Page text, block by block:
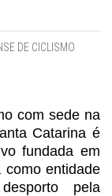
DE CICLISMO
com sede na
Catarina é
fundada em
como entidade
pela